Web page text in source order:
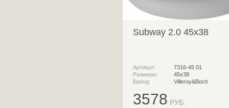
Subway 2.0 45x38
Артикул:
7316-45 01
Размеры:
45х38
Бренд:
Villeroy&Boch
3578 РУБ.